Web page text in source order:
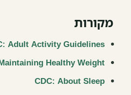
מקורות
Adult Activity Guidelines
Healthy Weight
CDC: About Sleep